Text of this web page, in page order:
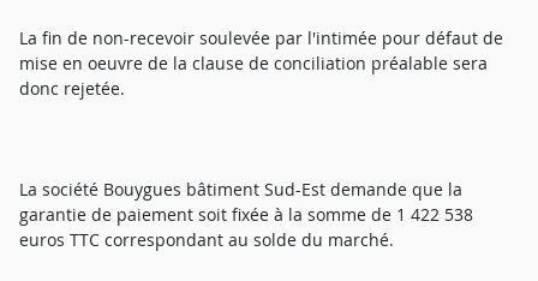
La fin de non-recevoir soulevée par l'intimée pour défaut de
mise en oeuvre de la clause de conciliation préalable sera
donc rejetée.
La société Bouygues bâtiment Sud-Est demande que la
garantie de paiement soit fixée à la somme de 1 422 538
euros TTC correspondant au solde du marché.